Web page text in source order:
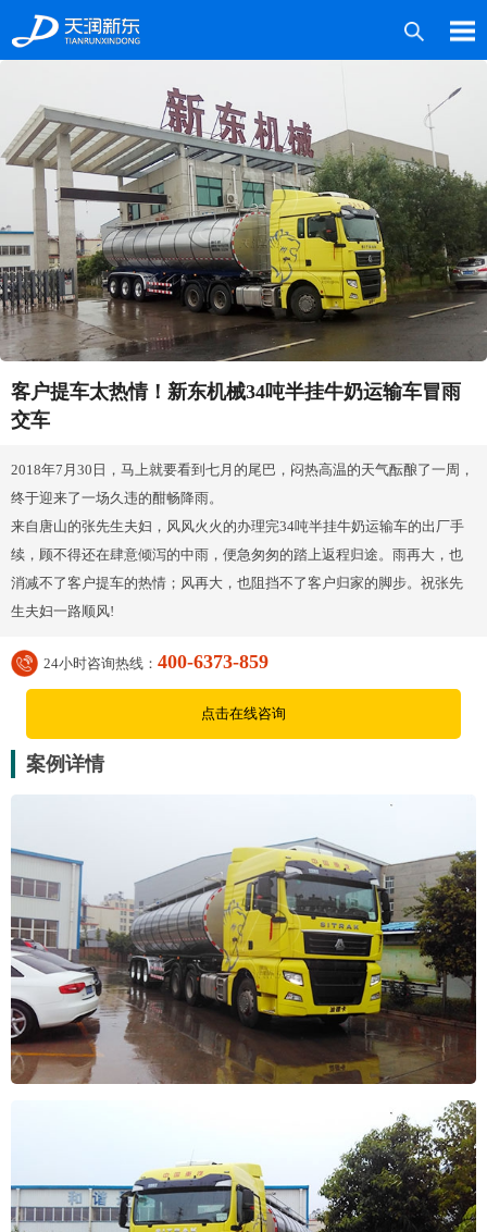
案例中心
媒体中心
技术服务
关于新东
客户提车太热情！新东机械34吨半挂牛奶运输车冒雨
交车
2018年7月30日，马上就要看到七月的尾巴，闷热高温的天气酝酿了一周，
终于迎来了一场久违的酣畅降雨。
来自唐山的张先生夫妇，风风火火的办理完34吨半挂牛奶运输车的出厂手
续，顾不得还在肆意倾泻的中雨，便急匆匆的踏上返程归途。雨再大，也
消减不了客户提车的热情；风再大，也阻挡不了客户归家的脚步。祝张先
生夫妇一路顺风!
24小时咨询热线： 400-6373-859
点击在线咨询
案例详情